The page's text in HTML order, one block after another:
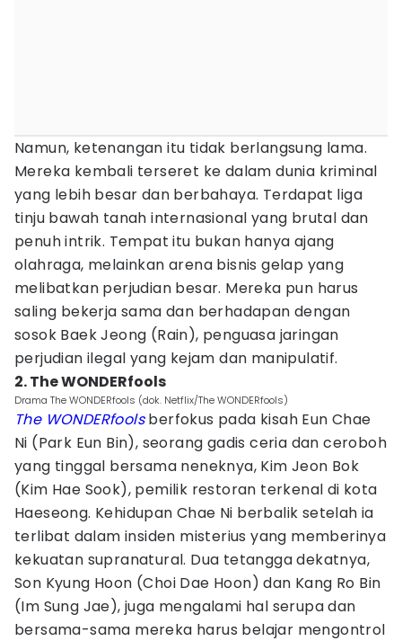
Namun, ketenangan itu tidak berlangsung lama.
Mereka kembali terseret ke dalam dunia kriminal
yang lebih besar dan berbahaya. Terdapat liga
tinju bawah tanah internasional yang brutal dan
penuh intrik. Tempat itu bukan hanya ajang
olahraga, melainkan arena bisnis gelap yang
melibatkan perjudian besar. Mereka pun harus
saling bekerja sama dan berhadapan dengan
sosok Baek Jeong (Rain), penguasa jaringan
perjudian ilegal yang kejam dan manipulatif.
2. The WONDERfools
Drama The WONDERfools (dok. Netflix/The WONDERfools)
The WONDERfoolsberfokus pada kisah Eun Chae
Ni (Park Eun Bin), seorang gadis ceria dan ceroboh
yang tinggal bersama neneknya, Kim Jeon Bok
(Kim Hae Sook), pemilik restoran terkenal di kota
Haeseong. Kehidupan Chae Ni berbalik setelah ia
terlibat dalam insiden misterius yang memberinya
kekuatan supranatural. Dua tetangga dekatnya,
Son Kyung Hoon (Choi Dae Hoon) dan Kang Ro Bin
(Im Sung Jae), juga mengalami hal serupa dan
bersama-sama mereka harus belajar mengontrol